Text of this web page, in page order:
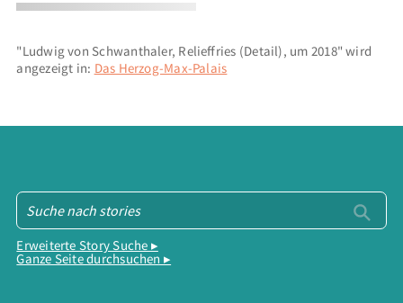
"Ludwig von Schwanthaler, Relieffries (Detail), um 2018" wird
angezeigt in: Das Herzog-Max-Palais
Erweiterte Story Suche ▸
Ganze Seite durchsuchen ▸